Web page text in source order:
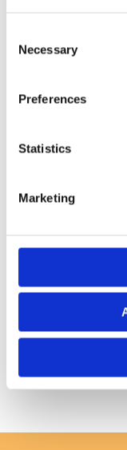
Selection
Necessary
Preferences
Statistics
Marketing
Omdömen
Bli den första att